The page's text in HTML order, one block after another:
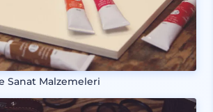
Sanat Malzemeleri